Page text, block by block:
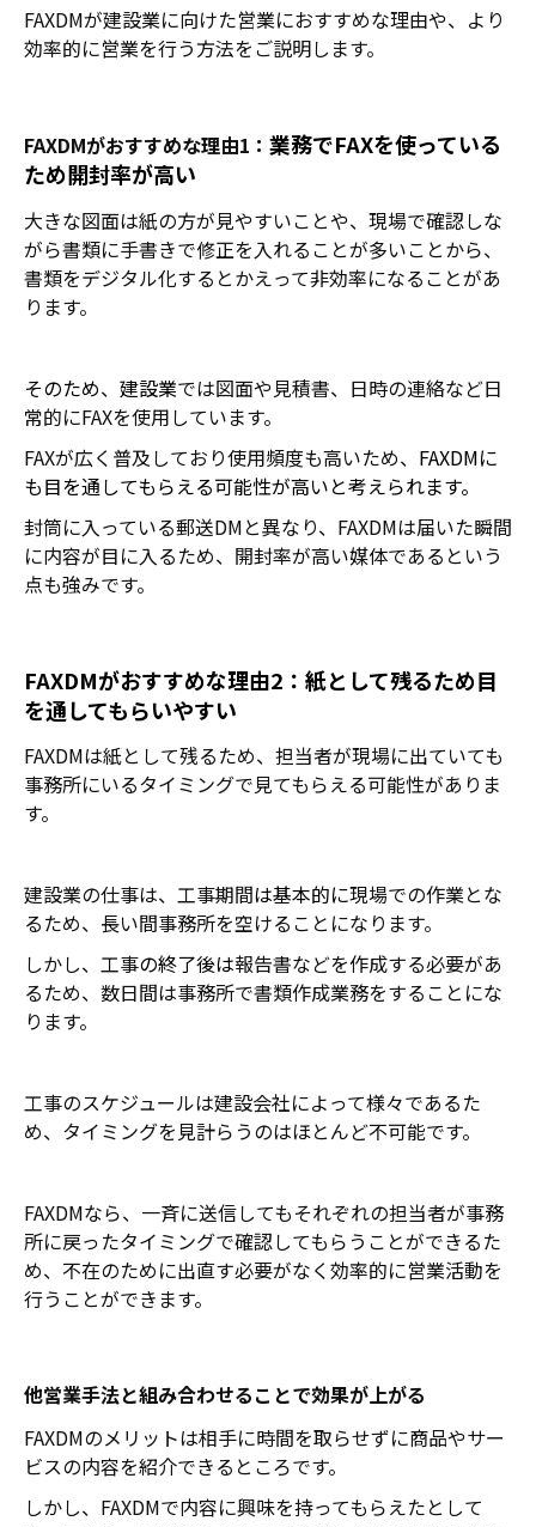
FAXDMが建設業に向けた営業におすすめな理由や、より
効率的に営業を行う方法をご説明します。
FAXDMがおすすめな理由1： 業務でFAXを使っている
ため開封率が高い
大きな図面は紙の方が見やすいことや、現場で確認しな
がら書類に手書きで修正を入れることが多いことから、
書類をデジタル化するとかえって非効率になることがあ
ります。
そのため、 建設業では図面や見積書、日時の連絡など日
常的にFAXを使用しています。
FAXが広く普及しており使用頻度も高いため、 FAXDMに
も目を通してもらえる可能性が高いと考えられます。
封筒に入っている郵送DMと異なり、FAXDMは届いた瞬間
に内容が目に入るため、開封率が高い媒体であるという
点も強みです。
FAXDMがおすすめな理由2：紙として残るため目
を通してもらいやすい
FAXDMは紙として残るため、担当者が現場に出ていても
事務所にいるタイミングで見てもらえる可能性がありま
す。
建設業の仕事は、工事期間は基本的に現場での作業とな
るため、長い間事務所を空けることになります。
しかし、工事の終了後は報告書などを作成する必要があ
るため、数日間は事務所で書類作成業務をすることにな
ります。
工事のスケジュールは建設会社によって様々であるた
め、タイミングを見計らうのはほとんど不可能です。
FAXDMなら、一斉に送信してもそれぞれの担当者が事務
所に戻ったタイミングで確認してもらうことができるた
め、不在のために出直す必要がなく効率的に営業活動を
行うことができます。
他営業手法と組み合わせることで効果が上がる
FAXDMのメリットは相手に時間を取らせずに商品やサー
ビスの内容を紹介できるところです。
しかし、FAXDMで内容に興味を持ってもらえたとして